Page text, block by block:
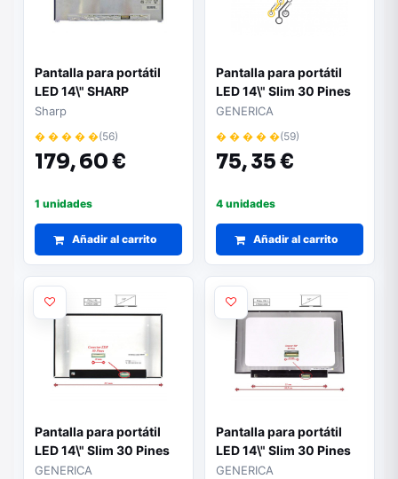
Pantalla para portátil
LED 14\" SHARP
Sharp
� � � � �(56)
179,60 €
1 unidades
Añadir al carrito
Pantalla para portátil
LED 14\" Slim 30 Pines
Full HD Sin Brackets
Ancho 315mm /
N140HCE-EN2
GENERICA
� � � � �(59)
75,35 €
4 unidades
Añadir al carrito
Pantalla para portátil
LED 14\" Slim 30 Pines
Full HD Sin Brackets
GENERICA
Pantalla para portátil
LED 14\" Slim 30 Pines
Full HD+ Sin Brackets
GENERICA